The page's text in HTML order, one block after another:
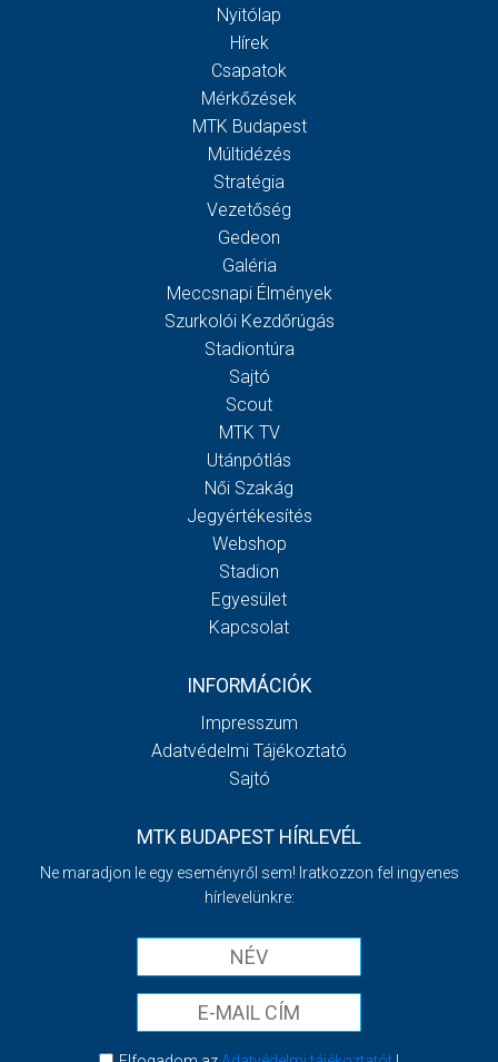
Nyitólap
Hírek
Csapatok
Mérkőzések
MTK Budapest
Múltidézés
Stratégia
Vezetőség
Gedeon
Galéria
Meccsnapi Élmények
Szurkolói Kezdőrúgás
Stadiontúra
Sajtó
Scout
MTK TV
Utánpótlás
Női Szakág
Jegyértékesítés
Webshop
Stadion
Egyesület
Kapcsolat
INFORMÁCIÓK
Impresszum
Adatvédelmi Tájékoztató
Sajtó
MTK BUDAPEST HÍRLEVÉL
Ne maradjon le egy eseményről sem! Iratkozzon fel ingyenes
hírlevelünkre: